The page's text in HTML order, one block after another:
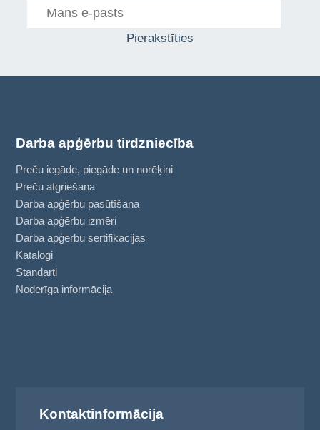
Pierakstīties
Darba apģērbu tirdzniecība
Preču iegāde, piegāde un norēķini
Preču atgriešana
Darba apģērbu pasūtīšana
Darba apģērbu izmēri
Darba apģērbu sertifikācijas
Katalogi
Standarti
Noderīga informācija
Kontaktinformācija